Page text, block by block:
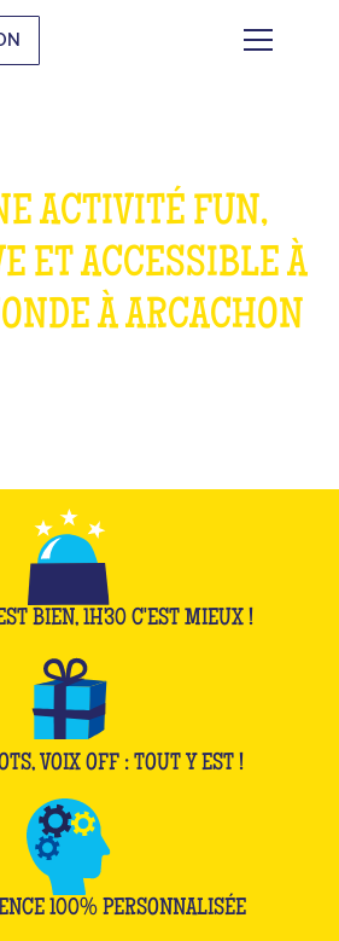
ACTIVITÉ FUN,
ET ACCESSIBLE À
À ARCACHON
BIEN, 1H30 C'EST MIEUX !
VOIX OFF : TOUT Y EST !
100% PERSONNALISÉE